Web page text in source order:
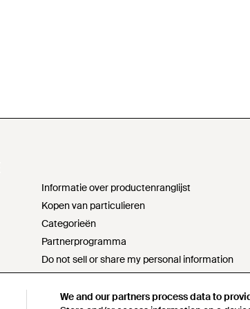
We and our partners process data to
Informatie over productenranglijst
Kopen van particulieren
Categorieën
Partnerprogramma
Do not sell or share my personal information
Verklaring moderne slavernij
s172-verklaring